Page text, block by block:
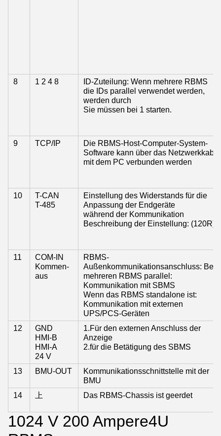
8 1 2 4 8
ID-Zuteilung: Wenn mehrere RBMS
die IDs parallel verwendet werden,
werden durch
Sie müssen bei 1 starten.
9 TCP/IP
Die RBMS-Host-Computer-System-
Software kann über das Netzwerkkabel
mit dem PC verbunden werden
10
T-CAN
T-485
Einstellung des Widerstands für die
Anpassung der Endgeräte
während der Kommunikation
Beschreibung der Einstellung: (120R)
11
COM-IN
Kommen-
aus
RBMS-
Außenkommunikationsanschluss: Bei
mehreren RBMS parallel:
Kommunikation mit SBMS
Wenn das RBMS standalone ist:
Kommunikation mit externen
UPS/PCS-Geräten
12
GND
HMI-B
HMI-A
24 V
1.Für den externen Anschluss der
Anzeige
2.für die Betätigung des SBMS
13 BMU-OUT
Kommunikationsschnittstelle mit der
BMU
14
上 Das RBMS-Chassis ist geerdet
1024 V 200 Ampere4U